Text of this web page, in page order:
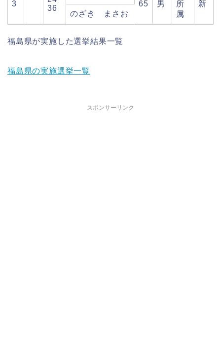
3
36
65
男
所
属
新
のざき まさお
福島県が実施した選挙結果一覧
福島県の実施選挙一覧
スポンサーリンク